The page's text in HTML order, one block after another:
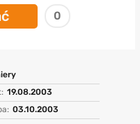
0
19.08.2003
03.10.2003